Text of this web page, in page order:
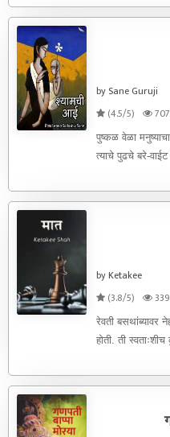
by Sane Guruji
(4.5/5)
पुष्कळ वेळा
त्याचे पुढचे बरे-
by Ketakee
(3.8/5)
रेवती बसथांब्यावर
होती. ती